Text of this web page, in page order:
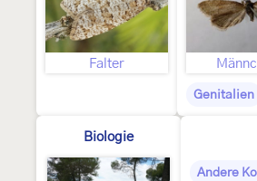
Falter
Genitalien
Biologie
Andere